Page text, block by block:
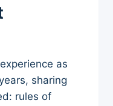
as
sharing
rules of